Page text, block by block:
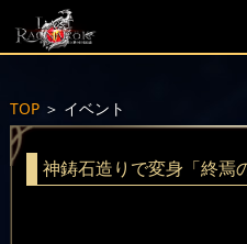
TOP＞ イベント
神鋳石造りで変身「終焉